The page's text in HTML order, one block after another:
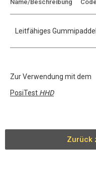
Name/Beschreibung
Leitfähiges Gummipaddel
Zur Verwendung mit dem
PosiTest HHD
Zurück